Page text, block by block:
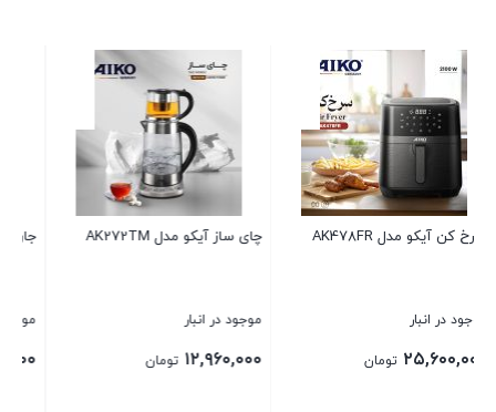
جارو ایستاده آیکو مدل AK641VC
۱۳,۶۰۰,۰۰۰
اسپرسو ساز آیکو مدل AK234ES
۲۵,۹۲۰,۰۰۰